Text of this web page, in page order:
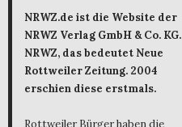
NRWZ.de ist die Website der
NRWZ Verlag GmbH & Co. KG.
NRWZ, das bedeutet Neue
Rottweiler Zeitung. 2004
erschien diese erstmals.
Rottweiler Bürger haben die